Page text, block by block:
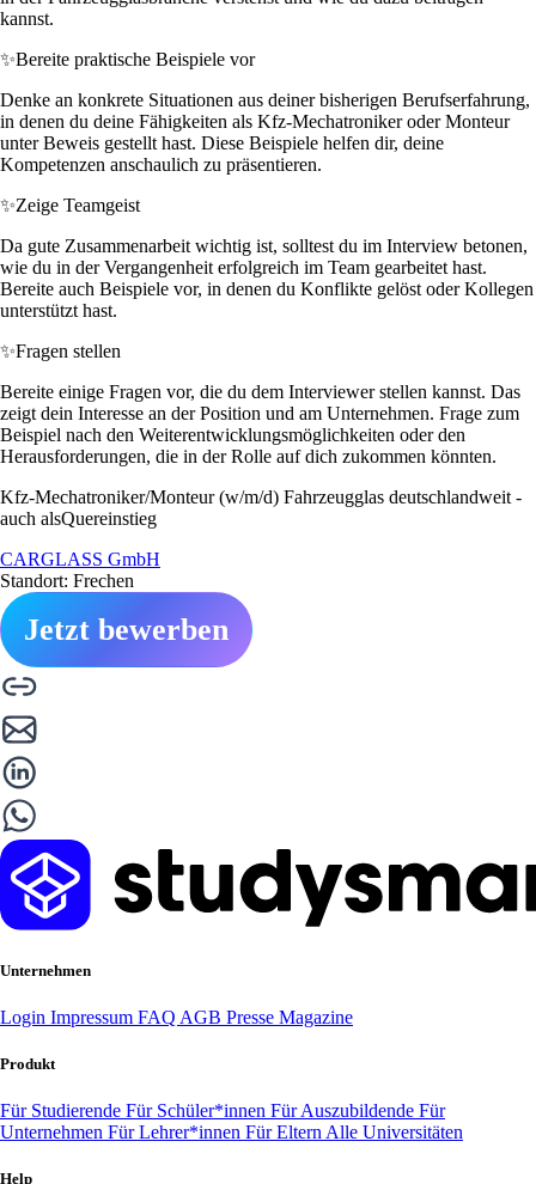
kannst.
✨Bereite praktische Beispiele vor
Denke an konkrete Situationen aus deiner bisherigen Berufserfahrung,
in denen du deine Fähigkeiten als Kfz-Mechatroniker oder Monteur
unter Beweis gestellt hast. Diese Beispiele helfen dir, deine
Kompetenzen anschaulich zu präsentieren.
✨Zeige Teamgeist
Da gute Zusammenarbeit wichtig ist, solltest du im Interview betonen,
wie du in der Vergangenheit erfolgreich im Team gearbeitet hast.
Bereite auch Beispiele vor, in denen du Konflikte gelöst oder Kollegen
unterstützt hast.
✨Fragen stellen
Bereite einige Fragen vor, die du dem Interviewer stellen kannst. Das
zeigt dein Interesse an der Position und am Unternehmen. Frage zum
Beispiel nach den Weiterentwicklungsmöglichkeiten oder den
Herausforderungen, die in der Rolle auf dich zukommen könnten.
Kfz-Mechatroniker/Monteur (w/m/d) Fahrzeugglas deutschlandweit -
auch alsQuereinstieg
CARGLASS GmbH
Standort: Frechen
Jetzt bewerben
Unternehmen
Login Impressum FAQ AGB Presse Magazine
Produkt
Für Studierende Für Schüler*innen Für Auszubildende Für
Unternehmen Für Lehrer*innen Für Eltern Alle Universitäten
Help